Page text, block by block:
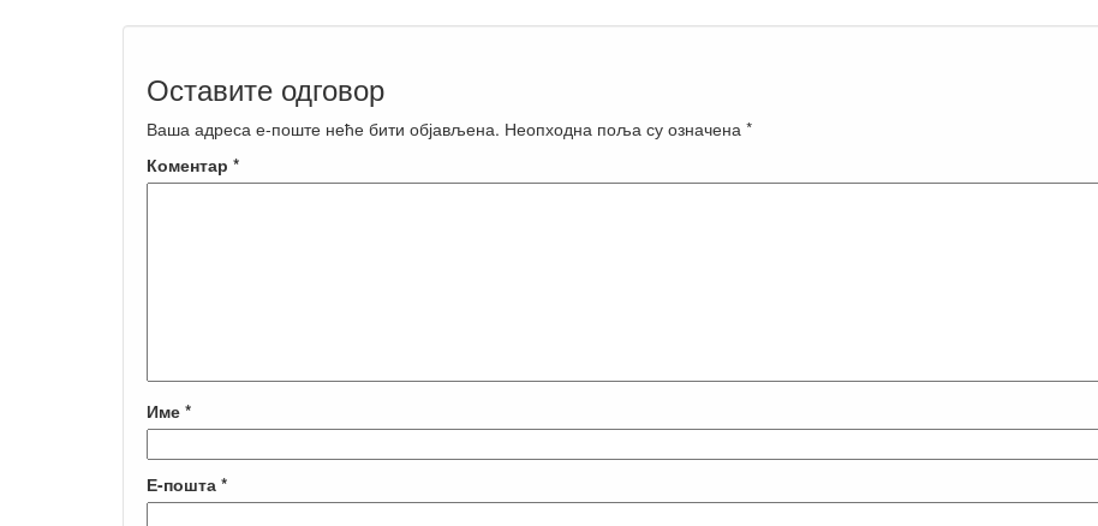
Оставите одговор
Ваша адреса е-поште неће бити објављена. Неопходна поља су означена *
Коментар *
Име *
Е-пошта *